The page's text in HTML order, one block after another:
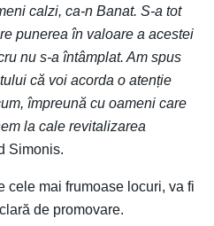
calzi, ca-n Banat. S-a tot
punerea în valoare a acestei
nu s-a întâmplat. Am spus
că voi acorda o atenție
împreună cu oameni care
la cale revitalizarea
Simonis.
cele mai frumoase locuri, va fi
de promovare.